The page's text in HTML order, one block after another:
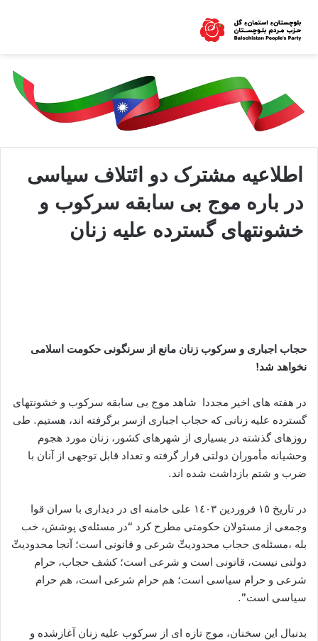
اطلاعيه مشترک دو ائتلاف سياسی
در باره موج بی سابقه سرکوب و
خشونتهای گسترده علیه زنان
حجاب اجباری و سرکوب زنان مانع از سرنگونی حکومت اسلامی
نخواهد شد!
در هفته های اخير مجددا شاهد موج بی سابقه سرکوب و خشونتهای
گسترده عليه زنانی که حجاب اجباری ازسر برگرفته اند، هستيم. طی
روزهای گذشته در بسياری از شهرهای کشور، زنان مورد هجوم
وحشيانه مأموران دولتی قرار گرفته و تعداد قابل توجهی از آنان با
ضرب و شتم بازداشت شده اند.
در تاريخ ١٥ فروردين ١٤٠٣ علی خامنه ای در ديداری با سران قوا
وجمعی از مسئولان حکومتی مطرح کرد “در مسئله‌ی پوشش، خب
بله ،مسئله‌ی حجاب محدوديتِّ شرعی و قانونی است؛ آنجا محدوديتِّ
دولتی نيست، قانونی است و شرعی است؛ کشف حجاب، حرام
شرعی و حرام سياسی است؛ هم حرام شرعی است، هم حرام
سياسی است”.
بدنبال اين سخنان، موج تازه ای از سرکوب عليه زنان آغازشده و